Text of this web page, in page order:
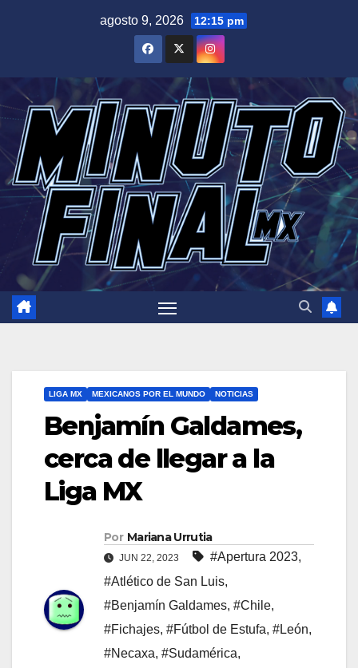
agosto 9, 2026 12:15 pm
LIGA MX MEXICANOS POR EL MUNDO NOTICIAS
Benjamín Galdames,
cerca de llegar a la
Liga MX
Por Mariana Urrutia
JUN 22, 2023 #Apertura 2023,
#Atlético de San Luis,
#Benjamín Galdames, #Chile,
#Fichajes, #Fútbol de Estufa, #León,
#Necaxa, #Sudamérica,